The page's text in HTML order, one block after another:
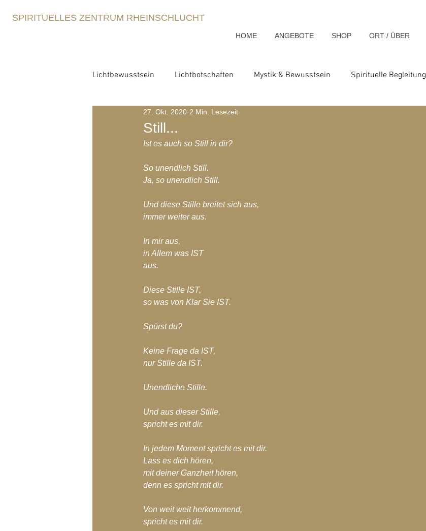
SPIRITUELLES ZENTRUM RHEINSCHLUCHT
HOME ANGEBOTE SHOP ORT / ÜBER
Lichtbewusstsein Lichtbotschaften Mystik & Bewusstsein Spirituelle Begleitung
Lichtbewusstsein Lichtmensch & Homo Luminous
Blog-Archiv-2018
Still...
27. Okt. 2020 2 Min. Lesezeit
Ist es auch so Still in dir?
So unendlich Still.
Ja, so unendlich Still.
Und diese Stille breitet sich aus,
immer weiter aus.
In mir aus,
in Allem was IST
aus.
Diese Stille IST,
so was von Klar Sie IST.
Spürst du?
Keine Frage da IST,
nur Stille da IST.
Unendliche Stille.
Und aus dieser Stille,
spricht es mit dir.
In jedem Moment spricht es mit dir.
Lass es dich hören,
mit deiner Ganzheit hören,
denn es spricht mit dir.
Von weit weit herkommend,
spricht es mit dir.